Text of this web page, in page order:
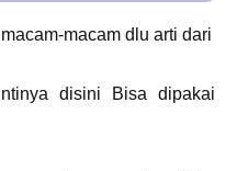
macam dlu arti dari
disini Bisa dipakai